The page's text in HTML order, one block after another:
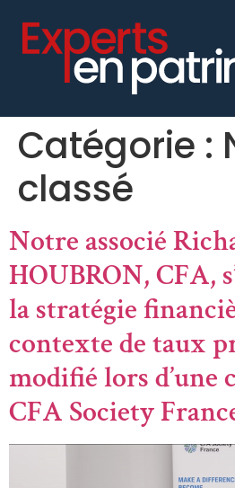
Catégorie :
classé
Notre associé
HOUBRON, CFA,
la stratégie
contexte de taux
modifié lors d’une
CFA Society